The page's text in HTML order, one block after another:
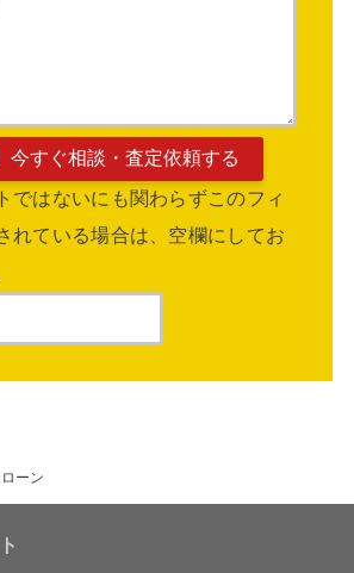
ではないにも関わらずこのフィ
れている場合は、空欄にしてお
ーン